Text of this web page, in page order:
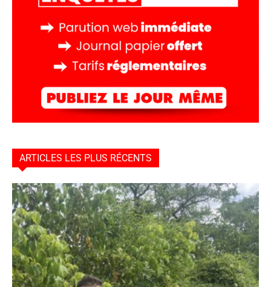
ARTICLES LES PLUS RÉCENTS